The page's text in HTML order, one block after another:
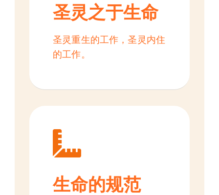
圣灵之于生命
圣灵重生的工作，圣灵内住
的工作。
生命的规范